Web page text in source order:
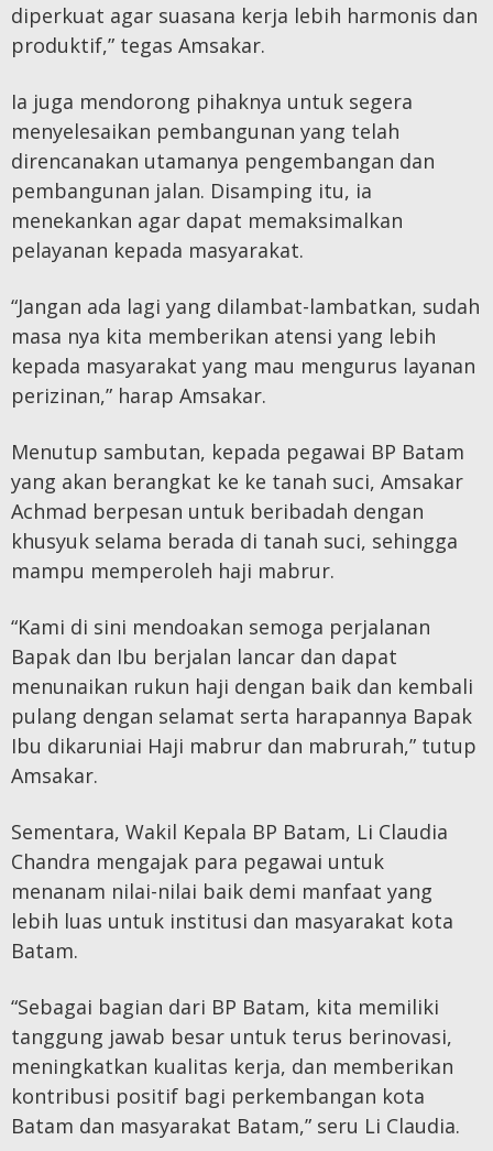
diperkuat agar suasana kerja lebih harmonis dan
produktif,” tegas Amsakar.
Ia juga mendorong pihaknya untuk segera
menyelesaikan pembangunan yang telah
direncanakan utamanya pengembangan dan
pembangunan jalan. Disamping itu, ia
menekankan agar dapat memaksimalkan
pelayanan kepada masyarakat.
“Jangan ada lagi yang dilambat-lambatkan, sudah
masa nya kita memberikan atensi yang lebih
kepada masyarakat yang mau mengurus layanan
perizinan,” harap Amsakar.
Menutup sambutan, kepada pegawai BP Batam
yang akan berangkat ke ke tanah suci, Amsakar
Achmad berpesan untuk beribadah dengan
khusyuk selama berada di tanah suci, sehingga
mampu memperoleh haji mabrur.
“Kami di sini mendoakan semoga perjalanan
Bapak dan Ibu berjalan lancar dan dapat
menunaikan rukun haji dengan baik dan kembali
pulang dengan selamat serta harapannya Bapak
Ibu dikaruniai Haji mabrur dan mabrurah,” tutup
Amsakar.
Sementara, Wakil Kepala BP Batam, Li Claudia
Chandra mengajak para pegawai untuk
menanam nilai-nilai baik demi manfaat yang
lebih luas untuk institusi dan masyarakat kota
Batam.
“Sebagai bagian dari BP Batam, kita memiliki
tanggung jawab besar untuk terus berinovasi,
meningkatkan kualitas kerja, dan memberikan
kontribusi positif bagi perkembangan kota
Batam dan masyarakat Batam,” seru Li Claudia.